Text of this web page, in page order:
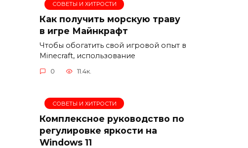
СОВЕТЫ И ХИТРОСТИ
Как получить морскую траву
в игре Майнкрафт
Чтобы обогатить свой игровой опыт в
Minecraft, использование
0 11.4к.
СОВЕТЫ И ХИТРОСТИ
Комплексное руководство по
регулировке яркости на
Windows 11